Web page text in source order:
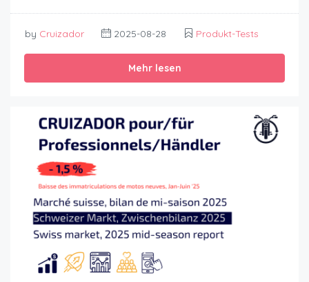
by Cruizador 2025-08-28 Produkt-Tests
Mehr lesen